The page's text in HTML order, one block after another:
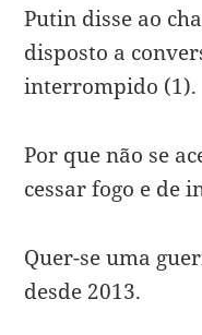
Putin disse ao
disposto a
interrompido (1).
Por que não se
cessar fogo e de
Quer-se uma
desde 2013.